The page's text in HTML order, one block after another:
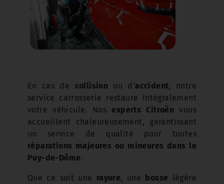
En cas de collision ou d'accident, notre
service carrosserie restaure intégralement
votre véhicule. Nos experts Citroën vous
accueillent chaleureusement, garantissant
un service de qualité pour toutes
réparations majeures ou mineures dans le
Puy-de-Dôme.
Que ce soit une rayure, une bosse
légère